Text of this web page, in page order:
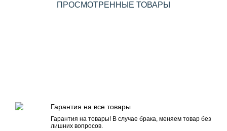
ПРОСМОТРЕННЫЕ ТОВАРЫ
Гарантия на все товары
Гарантия на товары! В случае брака, меняем товар без
лишних вопросов.